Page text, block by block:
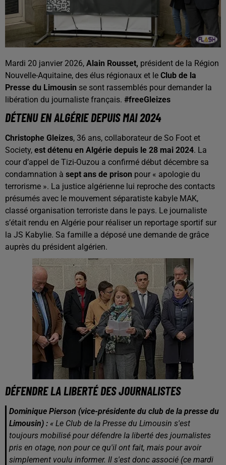
Mardi 20 janvier 2026, Alain Rousset, président de la Région
Nouvelle-Aquitaine, des élus régionaux et le Club de la
Presse du Limousin se sont rassemblés pour demander la
libération du journaliste français. #freeGleizes
DÉTENU EN ALGÉRIE DEPUIS MAI 2024
Christophe Gleizes, 36 ans, collaborateur de So Foot et
Society, est détenu en Algérie depuis le 28 mai 2024. La
cour d’appel de Tizi-Ouzou a confirmé début décembre sa
condamnation à sept ans de prison pour « apologie du
terrorisme ». La justice algérienne lui reproche des contacts
présumés avec le mouvement séparatiste kabyle MAK,
classé organisation terroriste dans le pays. Le journaliste
s’était rendu en Algérie pour réaliser un reportage sportif sur
la JS Kabylie. Sa famille a déposé une demande de grâce
auprès du président algérien.
DÉFENDRE LA LIBERTÉ DES JOURNALISTES
Dominique Pierson (vice-présidente du club de la presse du
Limousin) : « Le Club de la Presse du Limousin s'est
toujours mobilisé pour défendre la liberté des journalistes
pris en otage, non pour ce qu'il ont fait, mais pour avoir
simplement voulu informer. Il s'est donc associé (ce mardi